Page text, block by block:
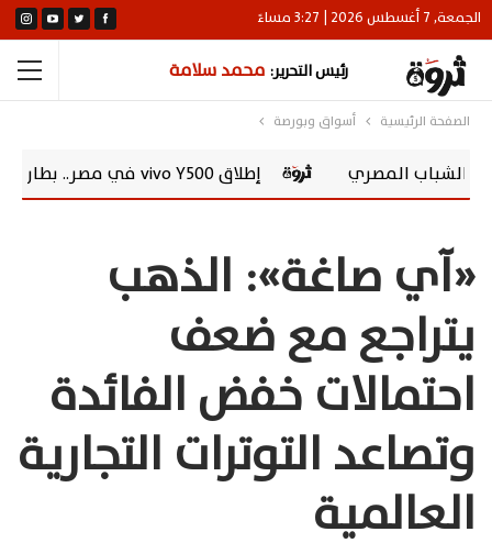
الجمعة, 7 أغسطس 2026 | 3:27 مساءً
رئيس التحرير: محمد سلامة
الصفحة الرئيسية أسواق وبورصة
إطلاق vivo Y500 في مصر.. بطارية 8100 مللي أمبير وشاشة AMOLED 120 هرتز
«آي صاغة»: الذهب
يتراجع مع ضعف
احتمالات خفض الفائدة
وتصاعد التوترات التجارية
العالمية